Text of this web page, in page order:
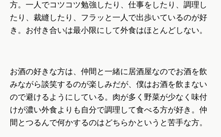
方。一人でコツコツ勉強したり、仕事をしたり、調理し
たり、裁縫したり、フラッと一人で出歩いているのが好
き。お付き合いは最小限にして外食はほとんどしない。
お酒の好きな方は、仲間と一緒に居酒屋なのでお酒を飲
みながら談笑するのが楽しみだが、僕はお酒を飲まない
ので避けるようにしている。肉が多く野菜が少なく味付
けが濃い外食よりも自分で調理して食べる方が好き。仲
間とつるんで何かするのはどちらかというと苦手な方。